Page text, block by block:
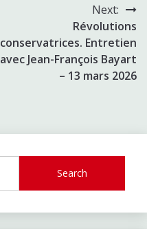
Next:
Révolutions
conservatrices. Entretien
avec Jean-François Bayart
– 13 mars 2026
Search